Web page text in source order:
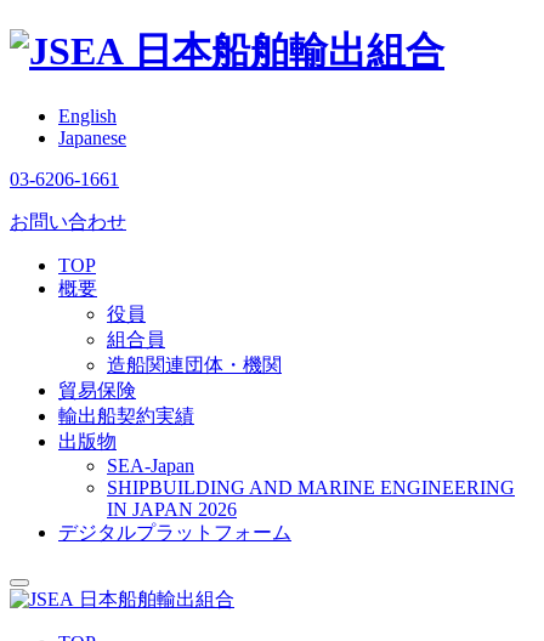
日本船舶輸出組合
English
Japanese
03-6206-1661
お問い合わせ
TOP
概要
役員
組合員
造船関連団体・機関
貿易保険
輸出船契約実績
出版物
SEA-Japan
SHIPBUILDING AND MARINE ENGINEERING
IN JAPAN 2026
デジタルプラットフォーム
日本船舶輸出組合